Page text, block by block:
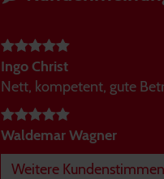
Ingo Christ
Nett, kompetent, gute
Waldemar Wagner
Weitere